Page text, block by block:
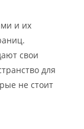
и их
свои
для
не стоит